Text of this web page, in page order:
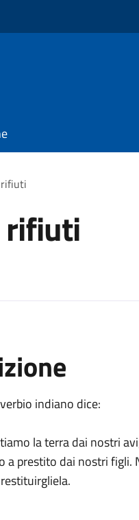
rifiuti
rifiuti
indiano dice:
la terra dai nostri
a prestito dai nostri figli.